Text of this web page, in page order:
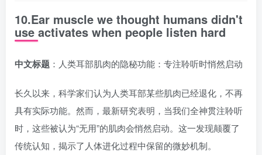
10.Ear muscle we thought humans didn't
use activates when people listen hard
中文标题 ：人类耳部肌肉的隐秘功能：专注聆听时悄然启动
长久以来，科学家们认为人类耳部某些肌肉已经退化，不再
具有实际功能。然而，最新研究表明，当我们全神贯注聆听
时，这些被认为“无用”的肌肉会悄然启动。这一发现颠覆了
传统认知，揭示了人体进化过程中保留的微妙机制。